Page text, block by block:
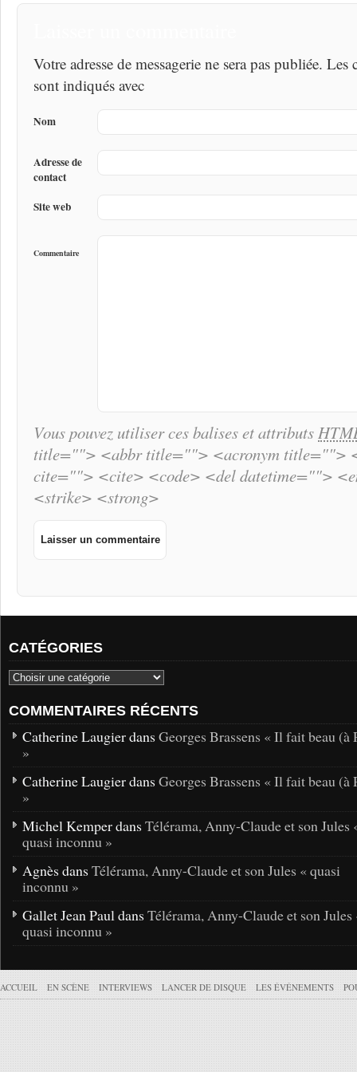
Votre adresse de messagerie ne sera pas publiée.
sont indiqués avec
Nom
Adresse de
contact
Site web
Commentaire
Vous pouvez utiliser ces balises et attributs
title=""> <abbr title=""> <acronym title="">
cite=""> <cite> <code> <del datetime="">
<strike> <strong>
CATÉGORIES
COMMENTAIRES RÉCENTS
Catherine Laugier dans Georges Brassens « Il fait beau (à
»
Catherine Laugier dans Georges Brassens « Il fait beau (à
»
Michel Kemper dans Télérama, Anny-Claude et son Jules
quasi inconnu »
Agnès dans Télérama, Anny-Claude et son Jules « quasi
inconnu »
Gallet Jean Paul dans Télérama, Anny-Claude et son Jules
quasi inconnu »
ACCUEIL EN SCÈNE INTERVIEWS LANCER DE DISQUE LES ÉVÉNEMENTS